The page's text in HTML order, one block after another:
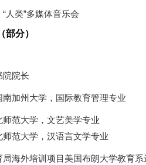
人类”多媒体音乐会
部分）
院院长
南加州大学，国际教育管理专业
师范大学，文艺美学专业
师范大学，汉语言文学专业
局海外培训项目美国布朗大学教育